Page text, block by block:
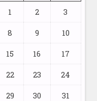
1 2 3
8 9 10
15 16 17
22 23 24
29 30
31